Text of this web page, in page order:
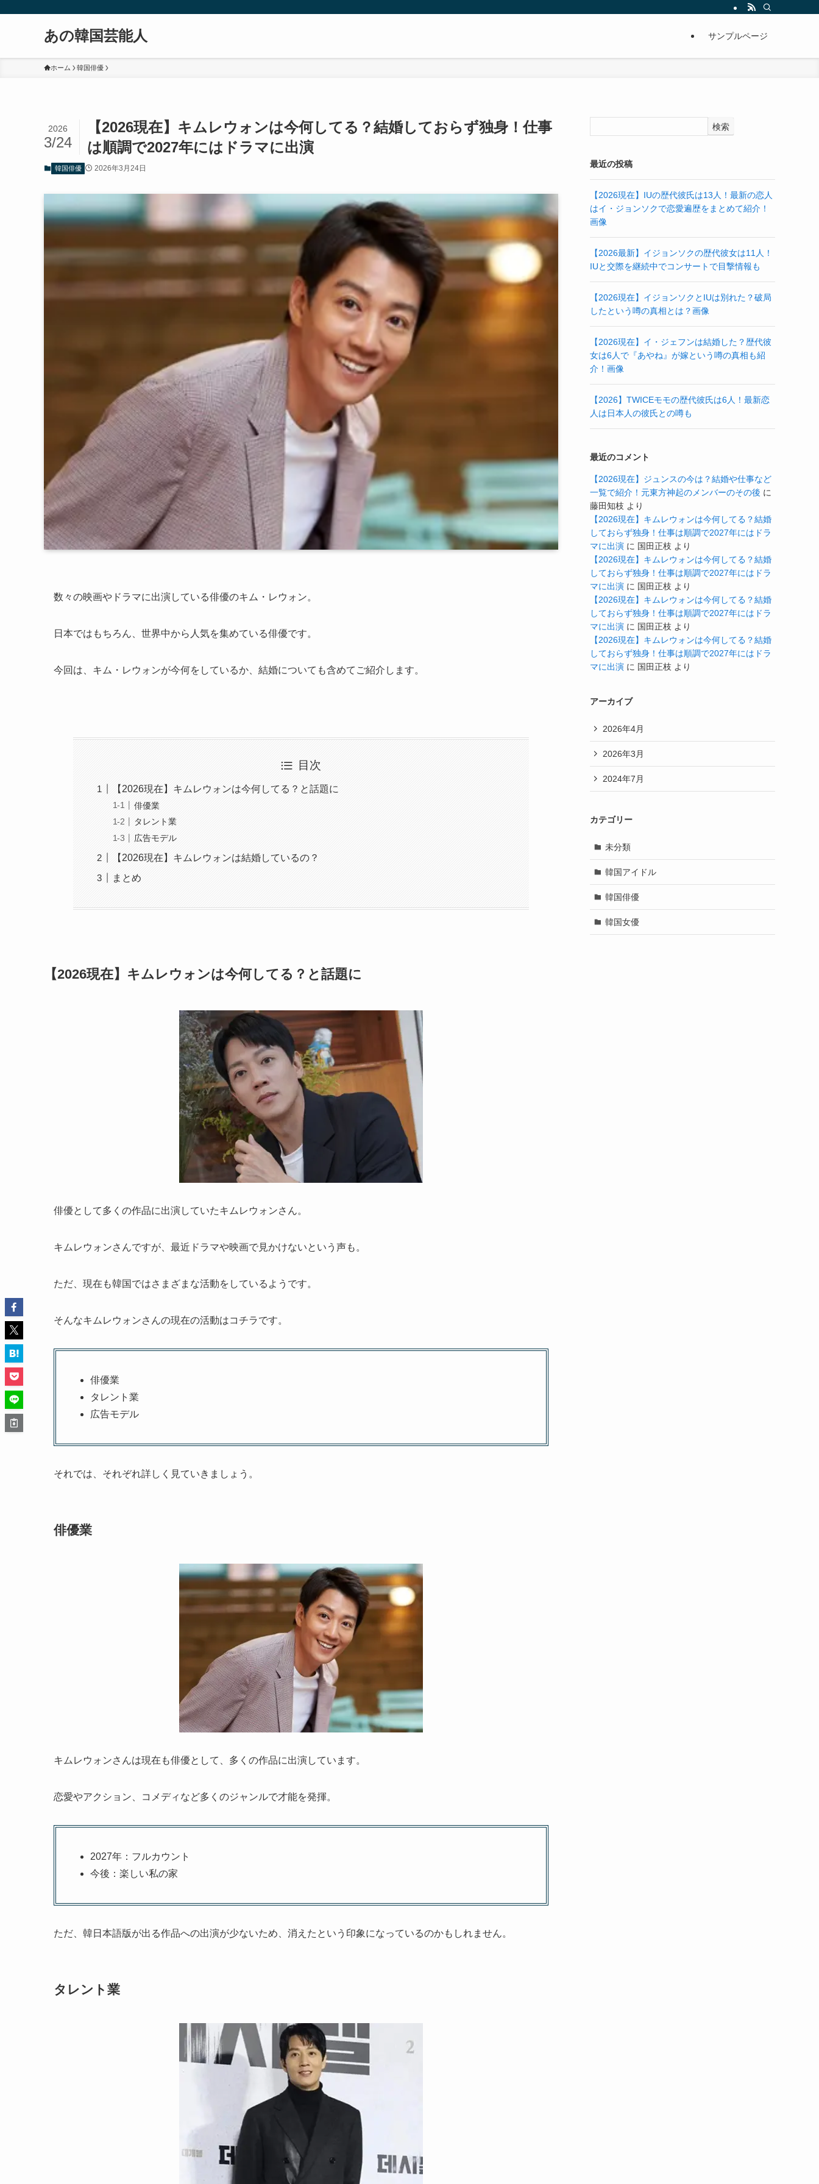
あの韓国芸能人 サンプルページ
ホーム 韓国俳優
【2026現在】キムレウォンは今何してる？結婚しておらず独身！仕事
は順調で2027年にはドラマに出演
2026
3/24
韓国俳優 2026年3月24日
数々の映画やドラマに出演している俳優のキム・レウォン。
日本ではもちろん、世界中から人気を集めている俳優です。
今回は、キム・レウォンが今何をしているか、結婚についても含めてご紹介します。
目次
【2026現在】キムレウォンは今何してる？と話題に
俳優業
タレント業
広告モデル
【2026現在】キムレウォンは結婚しているの？
まとめ
【2026現在】キムレウォンは今何してる？と話題に
俳優として多くの作品に出演していたキムレウォンさん。
キムレウォンさんですが、最近ドラマや映画で見かけないという声も。
ただ、現在も韓国ではさまざまな活動をしているようです。
そんなキムレウォンさんの現在の活動はコチラです。
俳優業
タレント業
広告モデル
それでは、それぞれ詳しく見ていきましょう。
俳優業
キムレウォンさんは現在も俳優として、多くの作品に出演しています。
恋愛やアクション、コメディなど多くのジャンルで才能を発揮。
2027年：フルカウント
今後：楽しい私の家
ただ、韓日本語版が出る作品への出演が少ないため、消えたという印象になっているのかもしれません。
タレント業
検索
最近の投稿
【2026現在】IUの歴代彼氏は13人！最新の恋人
はイ・ジョンソクで恋愛遍歴をまとめて紹介！
画像
【2026最新】イジョンソクの歴代彼女は11人！
IUと交際を継続中でコンサートで目撃情報も
【2026現在】イジョンソクとIUは別れた？破局
したという噂の真相とは？画像
【2026現在】イ・ジェフンは結婚した？歴代彼
女は6人で『あやね』が嫁という噂の真相も紹
介！画像
【2026】TWICEモモの歴代彼氏は6人！最新恋
人は日本人の彼氏との噂も
最近のコメント
【2026現在】ジュンスの今は？結婚や仕事など
一覧で紹介！元東方神起のメンバーのその後 に
藤田知枝 より
【2026現在】キムレウォンは今何してる？結婚
しておらず独身！仕事は順調で2027年にはドラ
マに出演 に 国田正枝 より
【2026現在】キムレウォンは今何してる？結婚
しておらず独身！仕事は順調で2027年にはドラ
マに出演 に 国田正枝 より
【2026現在】キムレウォンは今何してる？結婚
しておらず独身！仕事は順調で2027年にはドラ
マに出演 に 国田正枝 より
【2026現在】キムレウォンは今何してる？結婚
しておらず独身！仕事は順調で2027年にはドラ
マに出演 に 国田正枝 より
アーカイブ
2026年4月
2026年3月
2024年7月
カテゴリー
未分類
韓国アイドル
韓国俳優
韓国女優